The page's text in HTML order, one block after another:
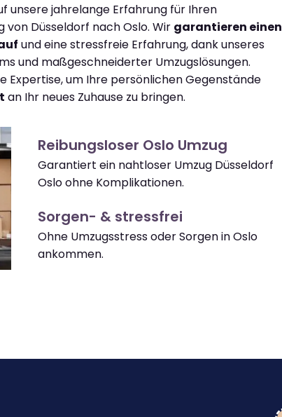
unsere jahrelange Erfahrung für Ihren
von Düsseldorf nach Oslo. Wir garantieren einen
und eine stressfreie Erfahrung, dank unseres
und maßgeschneiderter Umzugslösungen.
Expertise, um Ihre persönlichen Gegenstände
an Ihr neues Zuhause zu bringen.
Reibungsloser Oslo Umzug
Garantiert ein nahtloser Umzug Düsseldorf
Oslo ohne Komplikationen.
Sorgen- & stressfrei
Ohne Umzugsstress oder Sorgen in Oslo
ankommen.